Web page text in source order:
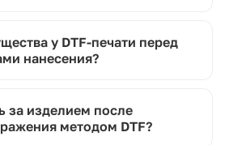
у DTF-печати перед
нанесения?
за изделием после
методом DTF?